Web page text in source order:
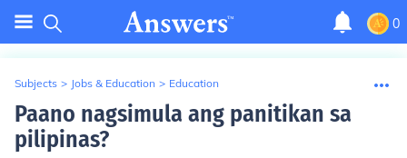
0
Subjects > Jobs & Education > Education
Paano nagsimula ang panitikan sa
pilipinas?